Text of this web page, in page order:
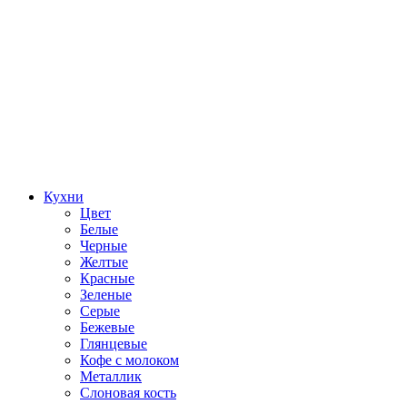
Кухни
Цвет
Белые
Черные
Желтые
Красные
Зеленые
Серые
Бежевые
Глянцевые
Кофе с молоком
Металлик
Слоновая кость